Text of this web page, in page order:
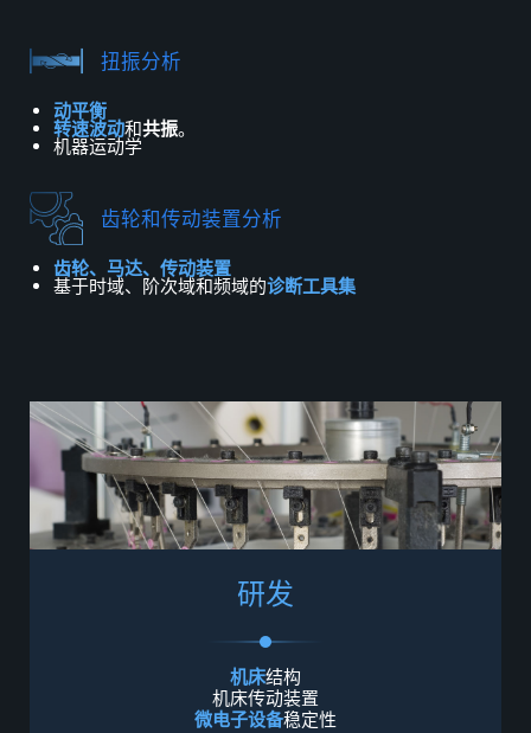
扭振分析
动平衡
转速波动和共振。
机器运动学
齿轮和传动装置分析
齿轮、马达、传动装置
基于时域、阶次域和频域的诊断工具集
研发
机床结构
机床传动装置
微电子设备稳定性